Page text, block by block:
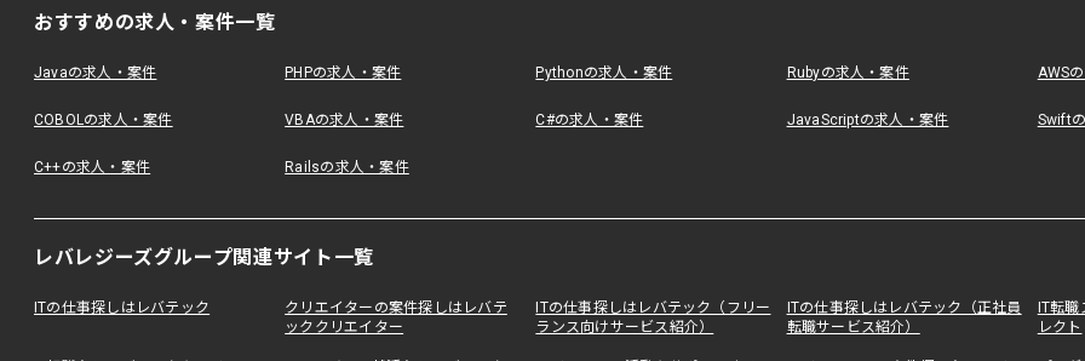
おすすめの求人・案件一覧
Javaの求人・案件 PHPの求人・案件 Pythonの求人・案件 Rubyの求人・案件 AWS
COBOLの求人・案件 VBAの求人・案件 C#の求人・案件 JavaScriptの求人・案件 Swift
C++の求人・案件 Railsの求人・案件
レバレジーズグループ関連サイト一覧
ITの仕事探しはレバテック
クリエイターの案件探しはレバテ
ッククリエイター
ITの仕事探しはレバテック（フリー
ランス向けサービス紹介）
ITの仕事探しはレバテック（正社員
転職サービス紹介）
IT転
レクト